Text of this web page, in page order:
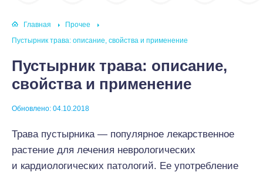
Главная
Прочее
Пустырник трава: описание, свойства и применение
Пустырник трава: описание,
свойства и применение
Обновлено: 04.10.2018
Трава пустырника — популярное лекарственное
растение для лечения неврологических
и кардиологических патологий. Ее употребление